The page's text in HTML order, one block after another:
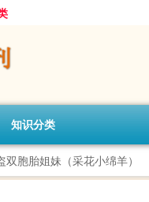
知识分类
双胞胎姐妹（采花小绵羊）